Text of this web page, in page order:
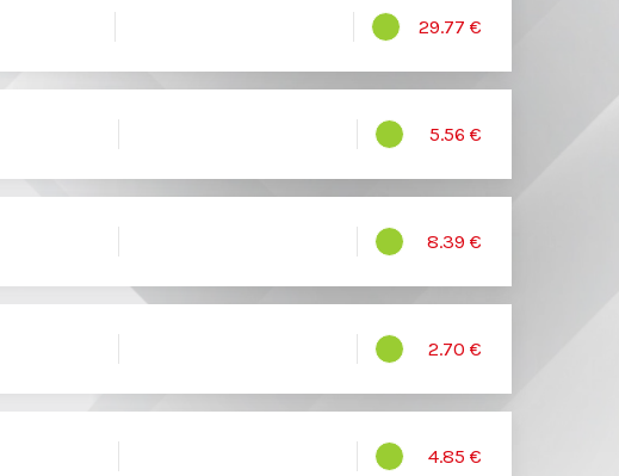
29.77 €
5.56 €
8.39 €
2.70 €
4.85 €